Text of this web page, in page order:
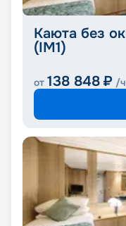
Каюта без
(IM1)
от 138 848 ₽ /